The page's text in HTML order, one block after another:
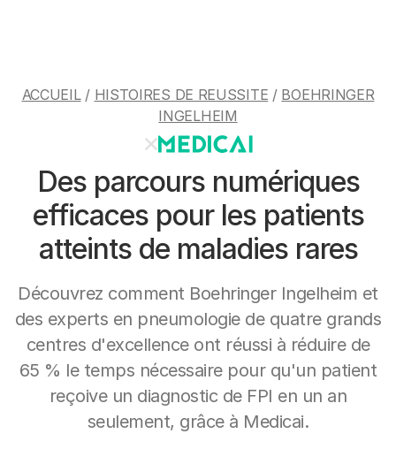
ACCUEIL/ HISTOIRES DE REUSSITE / BOEHRINGER
INGELHEIM
Des parcours numériques
efficaces pour les patients
atteints de maladies rares
Découvrez comment Boehringer Ingelheim et
des experts en pneumologie de quatre grands
centres d'excellence ont réussi à réduire de
65 % le temps nécessaire pour qu'un patient
reçoive un diagnostic de FPI en un an
seulement, grâce à Medicai.